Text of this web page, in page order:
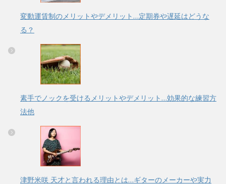
変動運賃制のメリットやデメリット…定期券や遅延はどうな
る？
素手でノックを受けるメリットやデメリット…効果的な練習方
法他
津野米咲 天才と言われる理由とは…ギターのメーカーや実力